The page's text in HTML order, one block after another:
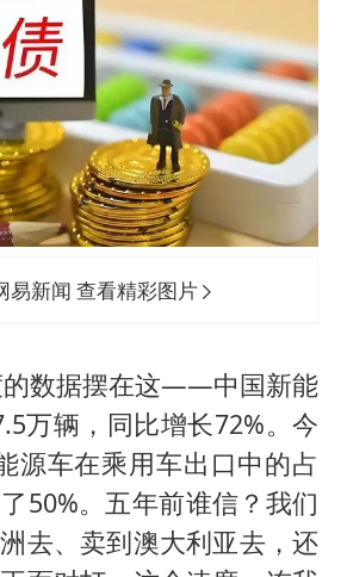
易新闻 查看精彩图片
的数据摆在这——中国新能
万辆，同比增长72%。今
源车在乘用车出口中的占
50%。五年前谁信？我们
去、卖到澳大利亚去，还